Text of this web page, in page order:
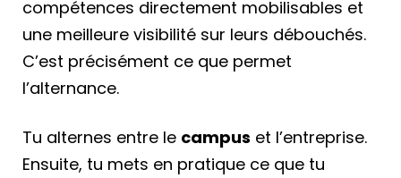
compétences directement mobilisables et
une meilleure visibilité sur leurs débouchés.
C’est précisément ce que permet
l’alternance.
Tu alternes entre le campus et l’entreprise.
Ensuite, tu mets en pratique ce que tu